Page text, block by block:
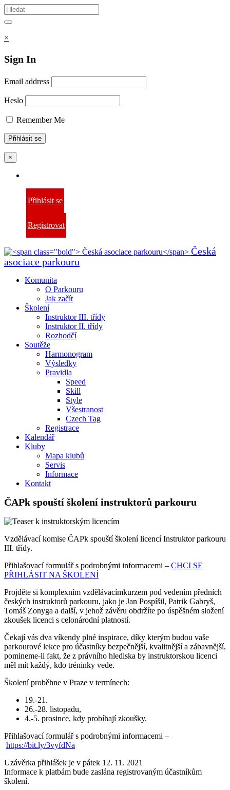
Vyhledávám
Hledat
×
Sign In
Email address
Heslo
Remember Me
×
Přihlásit se
Registrovat
Česká
asociace parkouru
Komunita
O Parkouru
Jak začít
Školení
Instruktor III. třídy
Instruktor II. třídy
Rozhodčí
Soutěže
Harmonogram
Výsledky
Pravidla
Speed
Skill
Style
Všestranost
Czech Tag
Registrace
Kalendář
Kluby
Mapa klubů
Servis
Informace
Kontakt
ČAPk spouští školení instruktorů parkouru
Vzdělávací komise ČAPk spouští školení licencí Instruktor parkouru
III. třídy.
Přihlašovací formulář s podrobnými informacemi – CHCI SE
PŘIHLÁSIT NA ŠKOLENÍ
Projděte si komplexním vzdělávacímkurzem pod vedením předních
českých instruktorů parkouru, jako je Jan Pospíšil, Patrik Gabryš,
Tomáš Zonyga a další, v jehož závěru obdržíte po úspěšném složení
zkoušek licenci s celonárodní platností.
Čekají vás dva víkendy plné inspirace, díky kterým budou vaše
parkourové lekce pro účastníky bezpečnější, kvalitnější a zábavnější,
pomineme-li fakt, že z právního hlediska by instruktorskou licenci
měl mít každý, kdo tréninky vede.
Školení proběhne v Praze v termínech:
19.-21.
26.-28. listopadu,
4.-5. prosince, kdy probíhají zkoušky.
Přihlašovací formulář s podrobnými informacemi –
https://bit.ly/3vyfdNa
Uzávěrka přihlášek je v pátek 12. 11. 2021
Informace k platbám bude zaslána registrovaným účastníkům
školení.